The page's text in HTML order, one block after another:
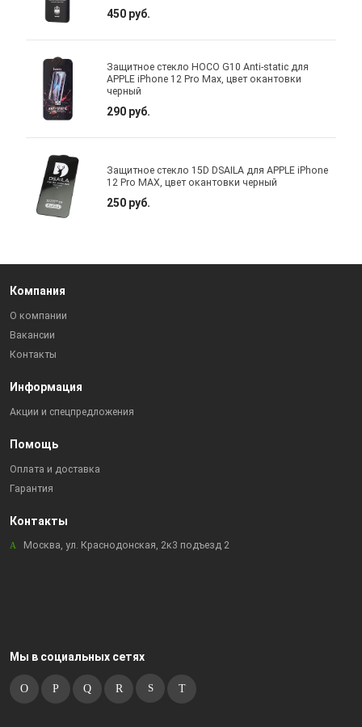
450 руб.
Защитное стекло HOCO G10 Anti-static для
APPLE iPhone 12 Pro Max, цвет окантовки
черный
290 руб.
Защитное стекло 15D DSAILA для APPLE iPhone
12 Pro MAX, цвет окантовки черный
250 руб.
Компания
О компании
Вакансии
Контакты
Информация
Акции и спецпредложения
Помощь
Оплата и доставка
Гарантия
Контакты
Москва, ул. Краснодонская, 2к3 подъезд 2
Мы в социальных сетях